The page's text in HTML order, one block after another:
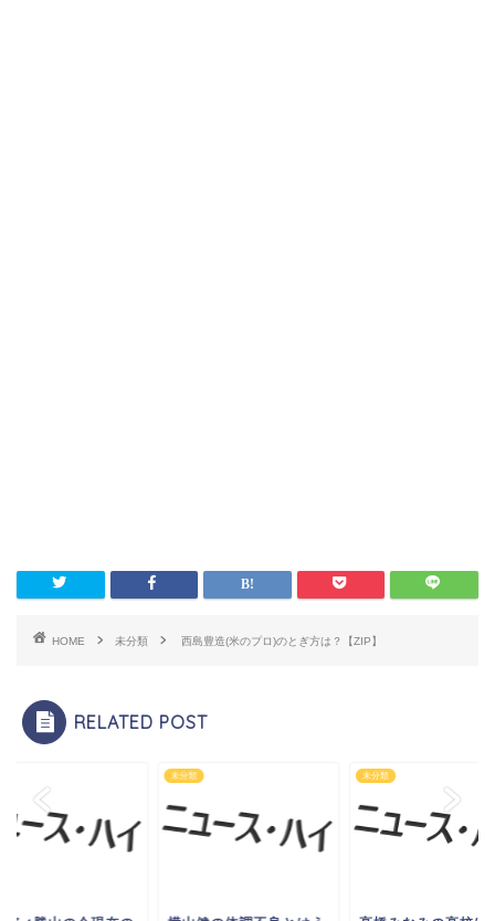
HOME 未分類 西島豊造(米のプロ)のとぎ方は？【ZIP】
RELATED POST
未分類 未分類